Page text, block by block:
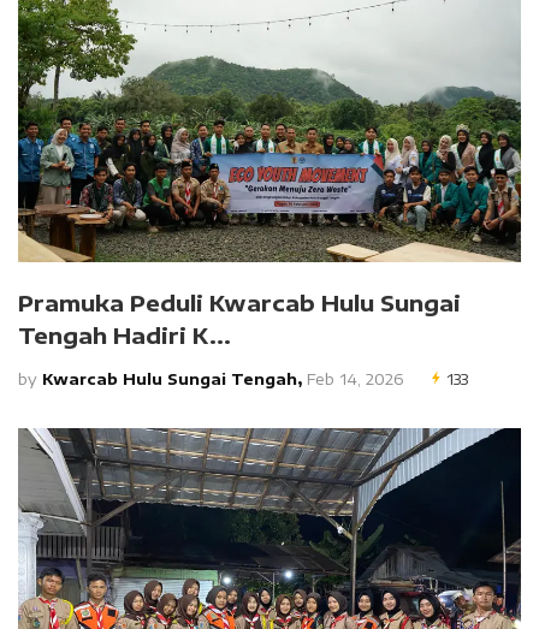
Pramuka Peduli Kwarcab Hulu Sungai
Tengah Hadiri K...
by Kwarcab Hulu Sungai Tengah, Feb 14, 2026 133